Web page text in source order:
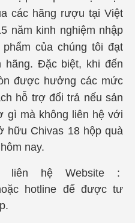
các hãng rượu tại Việt
năm kinh nghiệm nhập
của chúng tôi đạt
hãng. Đặc biệt, khi đến
được hưởng các mức
hỗ trợ đổi trả nếu sản
gì mà không liên hệ với
hữu Chivas 18 hộp quà
nay.
liên hệ Website :
hotline để được tư